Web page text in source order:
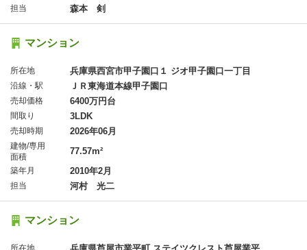
担当 森本 剣
マンション
所在地 兵庫県西宮市甲子園口１ ジオ甲子園口一丁目
沿線・駅 ＪＲ東海道本線甲子園口
売却価格 6400万円台
間取り 3LDK
売却時期 2026年06月
建物/専用
面積
77.57m²
築年月 2010年2月
担当 河村 光二
マンション
所在地